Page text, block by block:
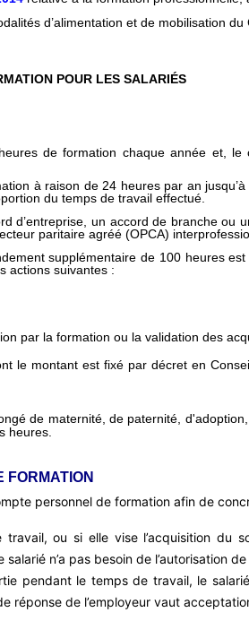
d’alimentation et de mobilisation du
POUR LES SALARIÉS
de formation chaque année et,
à raison de 24 heures par an
du temps de travail effectué.
d’entreprise, un accord de branche ou
paritaire agréé (OPCA)
supplémentaire de 100 heures
actions suivantes :
par la formation ou la validation des
le montant est fixé par décret en
de maternité, de paternité,
heures.
FORMATION
personnel de formation afin de
ou si elle vise l’acquisition du
n’a pas besoin de l’autorisation de
pendant le temps de travail, le
réponse de l’employeur vaut